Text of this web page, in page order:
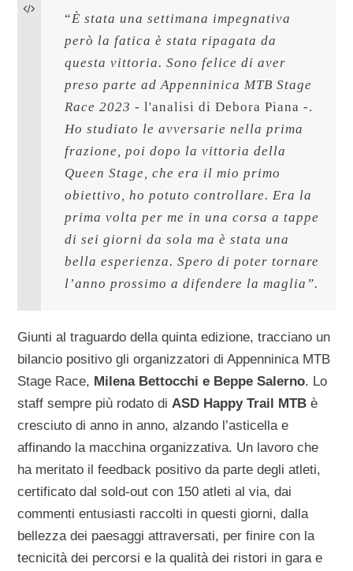
“È stata una settimana impegnativa
però la fatica è stata ripagata da
questa vittoria. Sono felice di aver
preso parte ad Appenninica MTB Stage
Race 2023 -
Ho studiato le avversarie nella prima
frazione, poi dopo la vittoria della
Queen Stage, che era il mio primo
obiettivo, ho potuto controllare. Era la
prima volta per me in una corsa a tappe
di sei giorni da sola ma è stata una
bella esperienza. Spero di poter tornare
l’anno prossimo a difendere la maglia”.
Giunti al traguardo della quinta edizione, tracciano un
bilancio positivo gli organizzatori di Appenninica MTB
Stage Race, Milena Bettocchi e Beppe Salerno. Lo
staff sempre più rodato diASD Happy Trail MTBè
cresciuto di anno in anno, alzando l’asticella e
affinando la macchina organizzativa. Un lavoro che
ha meritato il feedback positivo da parte degli atleti,
certificato dal sold-out con 150 atleti al via, dai
commenti entusiasti raccolti in questi giorni, dalla
bellezza dei paesaggi attraversati, per finire con la
tecnicità dei percorsi e la qualità dei ristori in gara e